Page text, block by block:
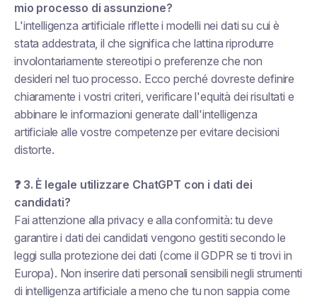
mio processo di assunzione?
L'intelligenza artificiale riflette i modelli nei dati su cui è
stata addestrata, il che significa che lattina riprodurre
involontariamente stereotipi o preferenze che non
desideri nel tuo processo. Ecco perché dovreste definire
chiaramente i vostri criteri, verificare l'equità dei risultati e
abbinare le informazioni generate dall'intelligenza
artificiale alle vostre competenze per evitare decisioni
distorte.
❓ 3. È legale utilizzare ChatGPT con i dati dei
candidati?
Fai attenzione alla privacy e alla conformità: tu deve
garantire i dati dei candidati vengono gestiti secondo le
leggi sulla protezione dei dati (come il GDPR se ti trovi in
Europa). Non inserire dati personali sensibili negli strumenti
di intelligenza artificiale a meno che tu non sappia come